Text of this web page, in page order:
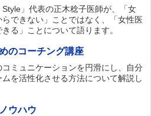
Style」代表の正木稔子医師が、「女
らできない」ことではなく、「女性医
る」ことについて語ります。
のコーチング講座
コミュニケーションを円滑にし、自分
ムを活性化させる方法について解説し
ウハウ